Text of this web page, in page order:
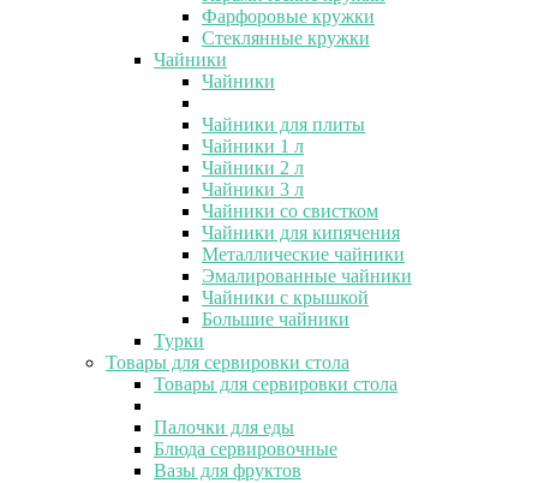
Фарфоровые кружки
Стеклянные кружки
Чайники
Чайники
Чайники для плиты
Чайники 1 л
Чайники 2 л
Чайники 3 л
Чайники со свистком
Чайники для кипячения
Металлические чайники
Эмалированные чайники
Чайники с крышкой
Большие чайники
Турки
Товары для сервировки стола
Товары для сервировки стола
Палочки для еды
Блюда сервировочные
Вазы для фруктов